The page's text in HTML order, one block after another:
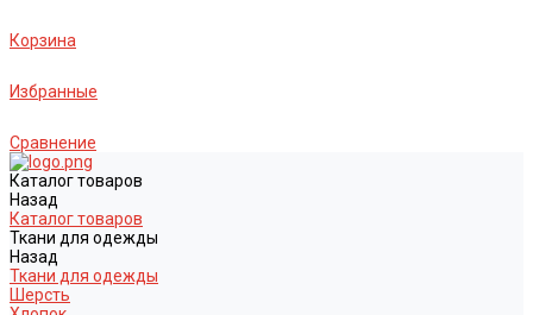
Корзина
Избранные
Сравнение
Каталог товаров
Назад
Каталог товаров
Ткани для одежды
Назад
Ткани для одежды
Шерсть